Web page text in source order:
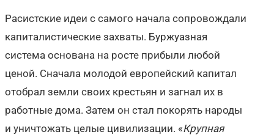
Расистские идеи с самого начала сопровождали
капиталистические захваты. Буржуазная
система основана на росте прибыли любой
ценой. Сначала молодой европейский капитал
отобрал земли своих крестьян и загнал их в
работные дома. Затем он стал покорять народы
и уничтожать целые цивилизации. «Крупная